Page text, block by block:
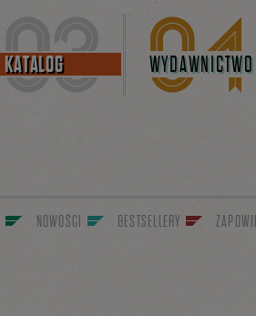
KATALOG WYDAWNICTWO
NOWOŚCI BESTSELLERY